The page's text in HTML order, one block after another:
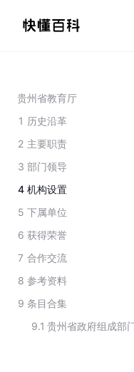
贵州省教育厅
1 历史沿革
2 主要职责
3 部门领导
4 机构设置
5 下属单位
6 获得荣誉
7 合作交流
8 参考资料
9 条目合集
9.1 贵州省政府组成部